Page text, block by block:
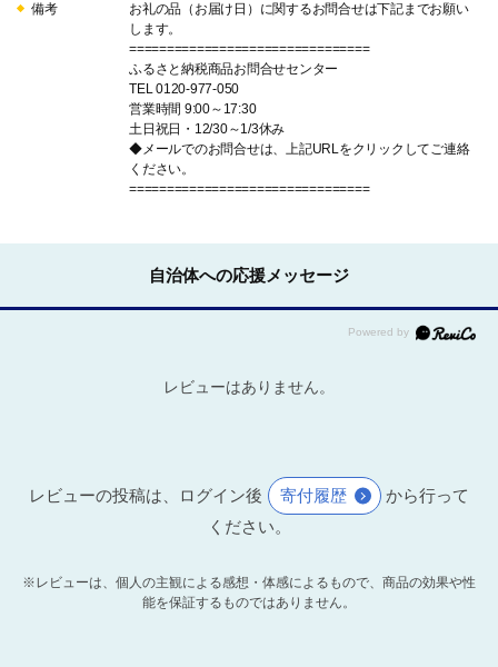
備考
お礼の品（お届け日）に関するお問合せは下記までお願い
します。
================================
ふるさと納税商品お問合せセンター
TEL 0120-977-050
営業時間 9:00～17:30
土日祝日・12/30～1/3休み
◆メールでのお問合せは、上記URLをクリックしてご連絡
ください。
================================
自治体への応援メッセージ
レビューはありません。
レビューの投稿は、ログイン後 寄付履歴
から行って
ください。
※レビューは、個人の主観による感想・体感によるもので、商品の効果や性
能を保証するものではありません。